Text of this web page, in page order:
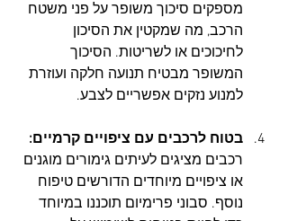
מספקים סיכוך משופר על פני משטח
הרכב, מה שמקטין את הסיכון
לחיכוכים או לשריטות. הסיכוך
המשופר מבטיח תנועה חלקה ועוזרת
למנוע נזקים אפשריים לצבע.
בטוח לרכבים עם ציפויים קרמיים:
רכבים מציגים לעיתים גימורים מוגנים
או ציפויים מיוחדים הדורשים טיפוח
נוסף. סבוני פרימיום תוכננו במיוחד